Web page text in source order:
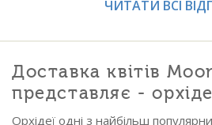
ЧИТАТИ ВСІ
Доставка квітів
представляє -
Орхідеї одні з найбільш